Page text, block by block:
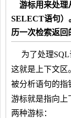
游标用来处理
SELECT语句）
历一次检索返回
为了处理SQL
这就是上下文区
被分析语句的指
游标就是指向上
两种游标：